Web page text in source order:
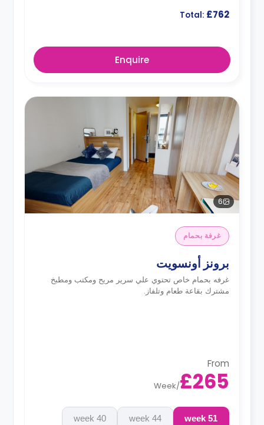
Total: £762
Enquire
6
غرفة بحمام
برونز أونسويت
غرفه بحمام خاص تحتوي علي سرير مريح ومكتب ومطبخ
مشترك بقاعة طعام وتلفاز.
From
£265
/
Week
51 week
44 week
40 week